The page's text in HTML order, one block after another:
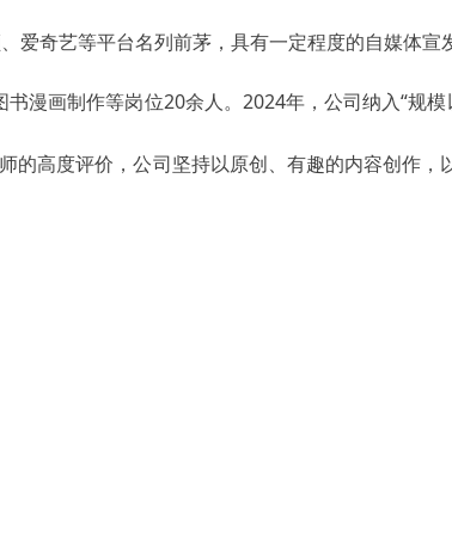
奇艺等平台名列前茅，具有一定程度的自媒体宣
画制作等岗位20余人。2024年，公司纳入“规
高度评价，公司坚持以原创、有趣的内容创作，